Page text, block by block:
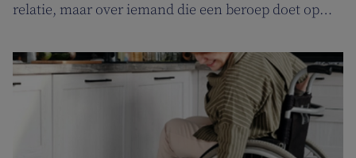
relatie, maar over iemand die een beroep doet op
Vlaamse overheid pakt uit met een nieuwe
campagne om rookstopbegeleiding door